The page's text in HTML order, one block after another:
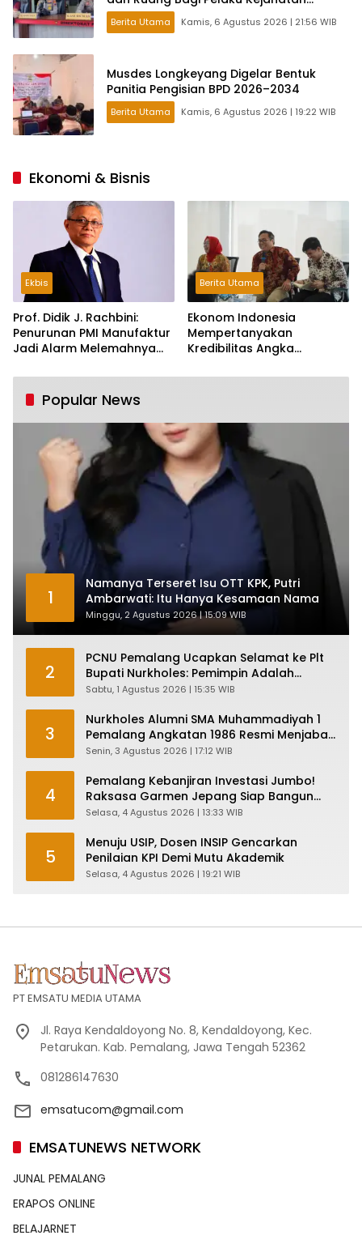
Jalanan
Berita Utama Kamis, 6 Agustus 2026 | 21:56 WIB
Musdes Longkeyang Digelar Bentuk
Panitia Pengisian BPD 2026–2034
Berita Utama Kamis, 6 Agustus 2026 | 19:22 WIB
Ekonomi & Bisnis
Ekbis
Prof. Didik J. Rachbini:
Penurunan PMI Manufaktur
Jadi Alarm Melemahnya
Berita Utama
Ekonom Indonesia
Mempertanyakan
Kredibilitas Angka
Tumbuh Tapi Rapuh
Popular News
1
Namanya Terseret Isu OTT KPK, Putri
Ambarwati: Itu Hanya Kesamaan Nama
Minggu, 2 Agustus 2026 | 15:09 WIB
2
PCNU Pemalang Ucapkan Selamat ke Plt
Bupati Nurkholes: Pemimpin Adalah
Pelayan Rakyat!
Sabtu, 1 Agustus 2026 | 15:35 WIB
3
Nurkholes Alumni SMA Muhammadiyah 1
Pemalang Angkatan 1986 Resmi Menjabat
Plt Bupati, Inilah Pesan Ketua Asmam 86
Senin, 3 Agustus 2026 | 17:12 WIB
4
Pemalang Kebanjiran Investasi Jumbo!
Raksasa Garmen Jepang Siap Bangun
Pabrik dan Serap Ribuan Tenaga Kerja
Selasa, 4 Agustus 2026 | 13:33 WIB
5
Menuju USIP, Dosen INSIP Gencarkan
Penilaian KPI Demi Mutu Akademik
Selasa, 4 Agustus 2026 | 19:21 WIB
PT EMSATU MEDIA UTAMA
Jl. Raya Kendaldoyong No. 8, Kendaldoyong, Kec.
Petarukan. Kab. Pemalang, Jawa Tengah 52362
081286147630
emsatucom@gmail.com
EMSATUNEWS NETWORK
JUNAL PEMALANG
ERAPOS ONLINE
BELAJARNET